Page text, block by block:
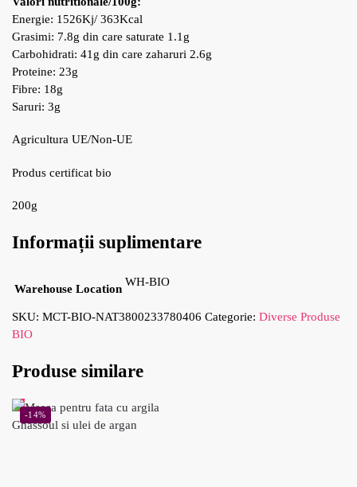
Energie: 1526Kj/ 363Kcal
Grasimi: 7.8g din care saturate 1.1g
Carbohidrati: 41g din care zaharuri 2.6g
Proteine: 23g
Fibre: 18g
Saruri: 3g
Agricultura UE/Non-UE
Produs certificat bio
200g
Informații suplimentare
Warehouse Location
WH-BIO
SKU: MCT-BIO-NAT3800233780406 Categorie: Diverse Produse
BIO
Produse similare
-14%